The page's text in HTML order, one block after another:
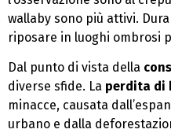
wallaby sono più attivi.
riposare in luoghi ombrosi
Dal punto di vista della
diverse sfide. La perdita di
minacce, causata
urbano e dalla